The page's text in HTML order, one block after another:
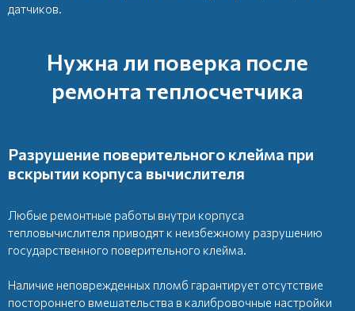
датчиков.
Нужна ли поверка после
ремонта теплосчетчика
Разрушение поверительного клейма при
вскрытии корпуса вычислителя
Любые ремонтные работы внутри корпуса
тепловычислителя приводят к неизбежному разрушению
государственного поверительного клейма.
Наличие неповрежденных пломб гарантирует отсутствие
постороннего вмешательства в калибровочные настройки